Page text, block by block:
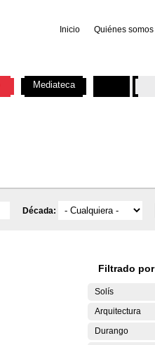
Inicio Quiénes somos
Década:
Filtrado por
Solís
Arquitectura
Durango
Mediateca